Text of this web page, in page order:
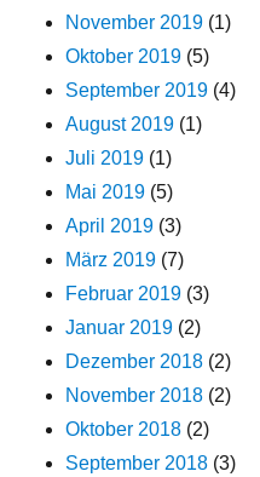
November 2019 (1)
Oktober 2019 (5)
September 2019 (4)
August 2019 (1)
Juli 2019 (1)
Mai 2019 (5)
April 2019 (3)
März 2019 (7)
Februar 2019 (3)
Januar 2019 (2)
Dezember 2018 (2)
November 2018 (2)
Oktober 2018 (2)
September 2018 (3)